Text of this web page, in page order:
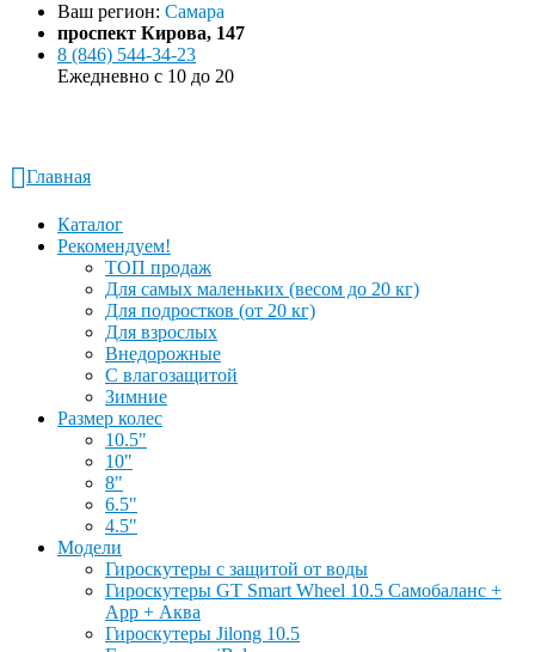
Ваш регион: Самара
проспект Кирова, 147
8 (846) 544-34-23
Ежедневно с 10 до 20
Главная
Каталог
Рекомендуем!
ТОП продаж
Для самых маленьких (весом до 20 кг)
Для подростков (от 20 кг)
Для взрослых
Внедорожные
С влагозащитой
Зимние
Размер колес
10.5"
10"
8"
6.5"
4.5"
Модели
Гироскутеры с защитой от воды
Гироскутеры GT Smart Wheel 10.5 Самобаланс +
App + Аква
Гироскутеры Jilong 10.5